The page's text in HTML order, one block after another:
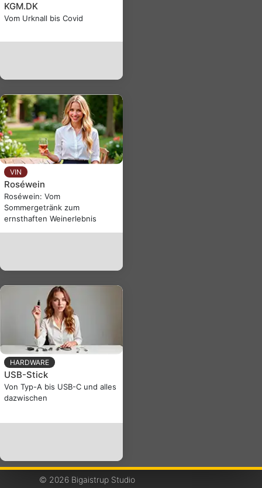
KGM.DK
Vom Urknall bis Covid
VIN
Roséwein
Roséwein: Vom
Sommergetränk zum
ernsthaften Weinerlebnis
HARDWARE
USB-Stick
Von Typ-A bis USB-C und alles
dazwischen
© 2026 Bigaistrup Studio